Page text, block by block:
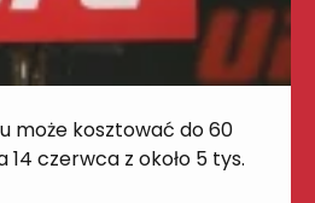
może kosztować do 60
czerwca z około 5 tys.